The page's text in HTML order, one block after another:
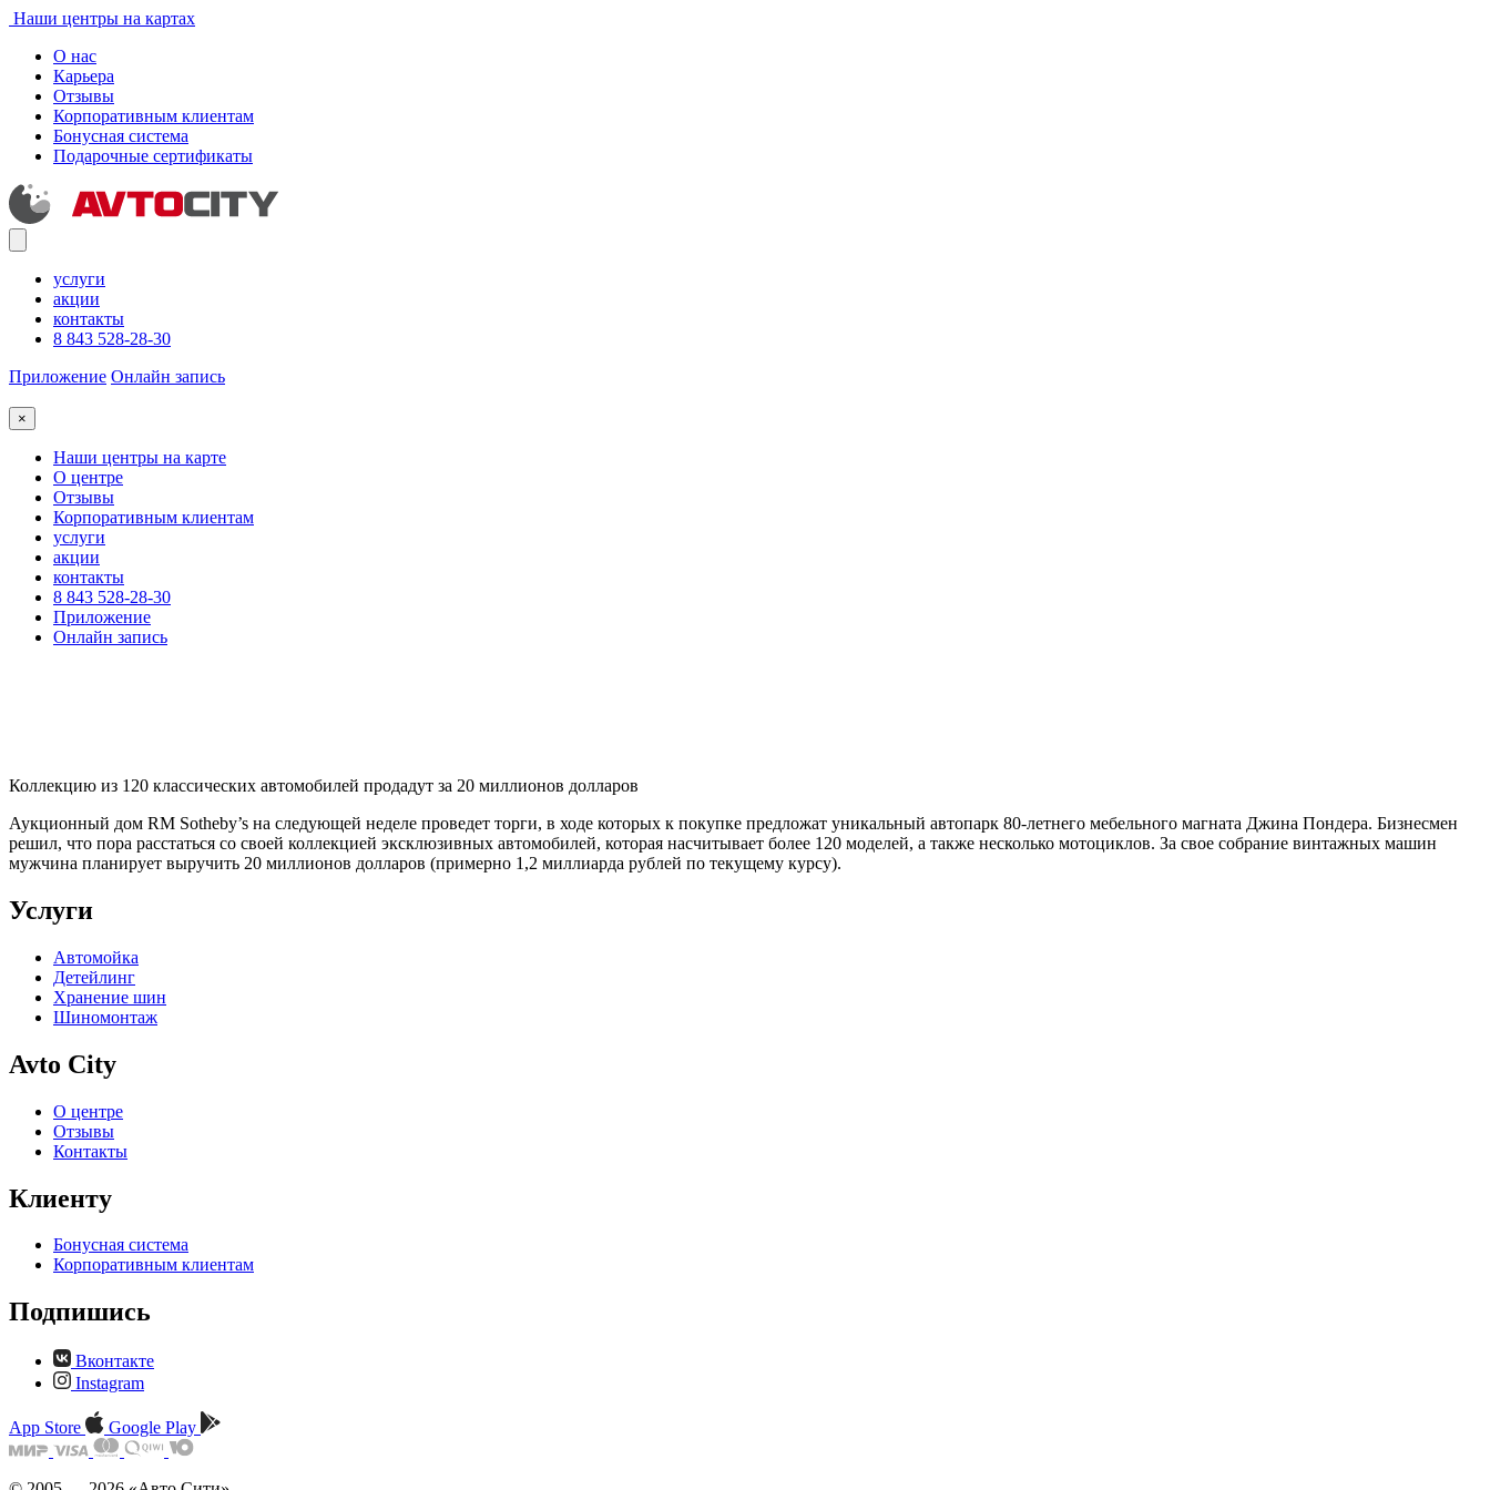
Наши центры на картах
О нас
Карьера
Отзывы
Корпоративным клиентам
Бонусная система
Подарочные сертификаты
услуги
акции
контакты
8 843 528-28-30
Приложение Онлайн запись
×
Наши центры на карте
О центре
Отзывы
Корпоративным клиентам
услуги
акции
контакты
8 843 528-28-30
Приложение
Онлайн запись
Коллекцию из 120 классических автомобилей продадут за 20 миллионов долларов
Аукционный дом RM Sotheby’s на следующей неделе проведет торги, в ходе которых к покупке предложат уникальный автопарк 80-летнего мебельного магната Джина Пондера. Бизнесмен
решил, что пора расстаться со своей коллекцией эксклюзивных автомобилей, которая насчитывает более 120 моделей, а также несколько мотоциклов. За свое собрание винтажных машин
мужчина планирует выручить 20 миллионов долларов (примерно 1,2 миллиарда рублей по текущему курсу).
Услуги
Автомойка
Детейлинг
Хранение шин
Шиномонтаж
Avto City
О центре
Отзывы
Контакты
Клиенту
Бонусная система
Корпоративным клиентам
Подпишись
Вконтакте
Instagram
App Store Google Play